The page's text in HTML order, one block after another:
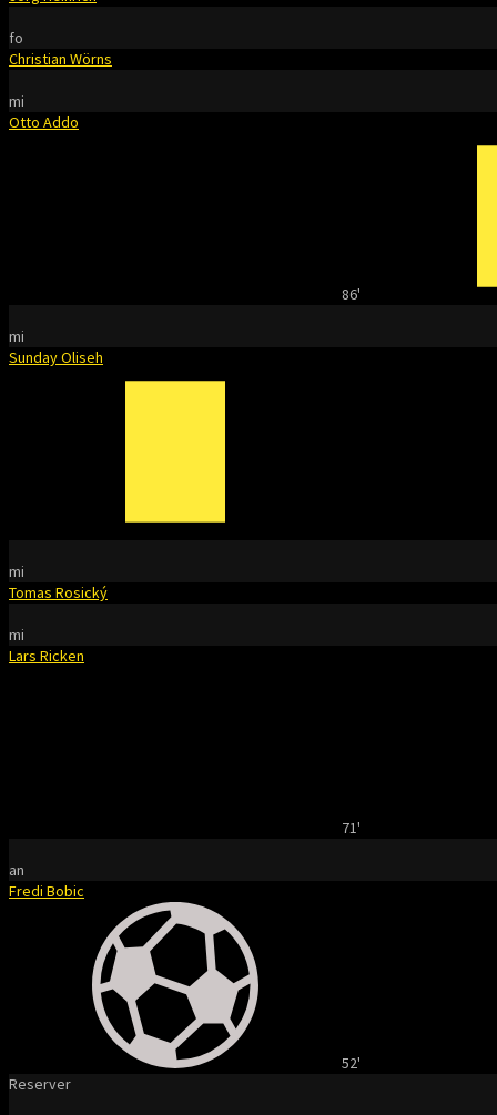
fo
Christian Wörns
mi
Otto Addo
86'
mi
Sunday Oliseh
mi
Tomas Rosický
mi
Lars Ricken
71'
an
Fredi Bobic
52'
Reserver